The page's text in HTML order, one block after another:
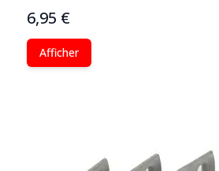
6,95 €
Afficher